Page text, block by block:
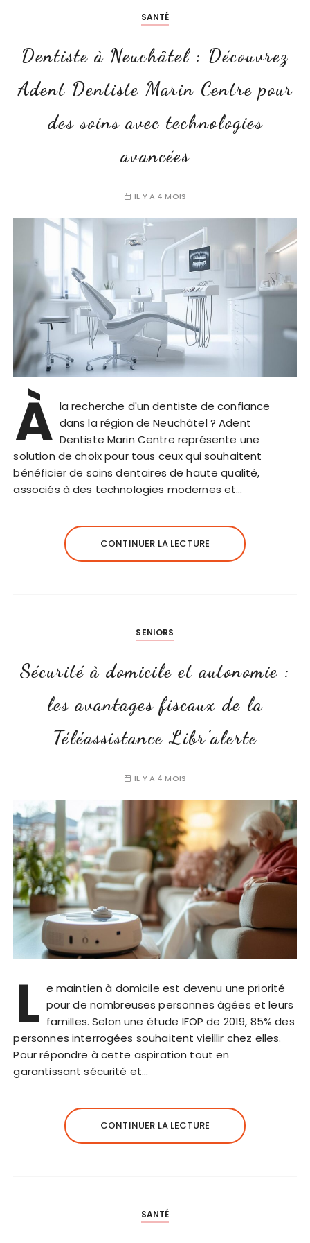
SANTÉ
Dentiste à Neuchâtel : Découvrez
Adent Dentiste Marin Centre pour
des soins avec technologies
avancées
IL Y A 4 MOIS
À la recherche d'un dentiste de confiance
dans la région de Neuchâtel ? Adent
Dentiste Marin Centre représente une
solution de choix pour tous ceux qui souhaitent
bénéficier de soins dentaires de haute qualité,
associés à des technologies modernes et…
CONTINUER LA LECTURE
SENIORS
Sécurité à domicile et autonomie :
les avantages fiscaux de la
Téléassistance Libr’alerte
IL Y A 4 MOIS
L e maintien à domicile est devenu une priorité
pour de nombreuses personnes âgées et leurs
familles. Selon une étude IFOP de 2019, 85% des
personnes interrogées souhaitent vieillir chez elles.
Pour répondre à cette aspiration tout en
garantissant sécurité et…
CONTINUER LA LECTURE
SANTÉ